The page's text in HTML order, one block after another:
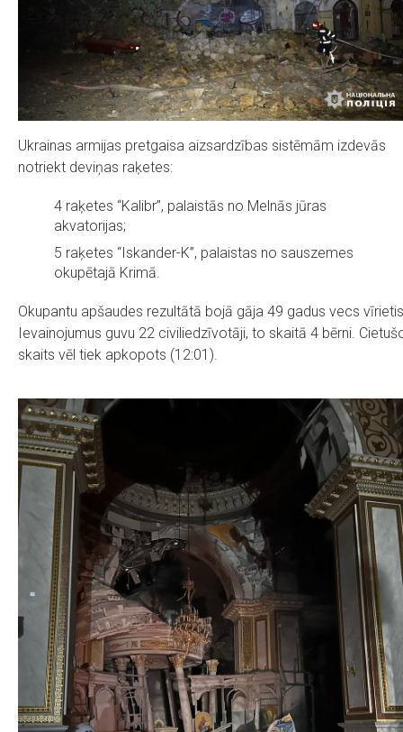
Ukrainas armijas pretgaisa aizsardzības sistēmām izdevās
notriekt deviņas raķetes:
4 raķetes “Kalibr”, palaistās no Melnās jūras
akvatorijas;
5 raķetes “Iskander-K”, palaistas no sauszemes
okupētajā Krimā.
Okupantu apšaudes rezultātā bojā gāja 49 gadus vecs
Ievainojumus guvu 22 civiliedzīvotāji, to skaitā 4 bērni.
skaits vēl tiek apkopots (12:01).